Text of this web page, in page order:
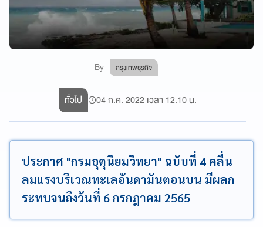
By กรุงเทพธุรกิจ
ทั่วไป 04 ก.ค. 2022 เวลา 12:10 น.
ประกาศ "กรมอุตุนิยมวิทยา" ฉบับที่ 4 คลื่น
ลมแรงบริเวณทะเลอันดามันตอนบน มีผลก
ระทบจนถึงวันที่ 6 กรกฎาคม 2565